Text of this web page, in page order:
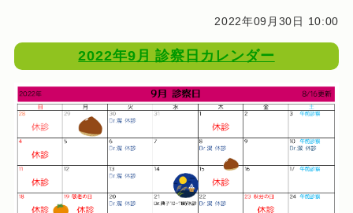
2022年09月30日 10:00
2022年9月 診察日カレンダー